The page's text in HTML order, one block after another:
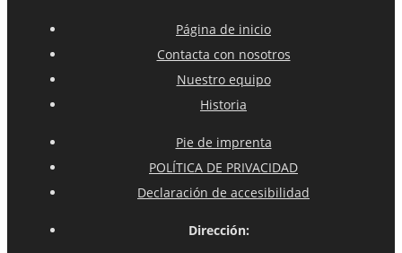
Página de inicio
Contacta con nosotros
Nuestro equipo
Historia
Pie de imprenta
POLÍTICA DE PRIVACIDAD
Declaración de accesibilidad
Dirección: